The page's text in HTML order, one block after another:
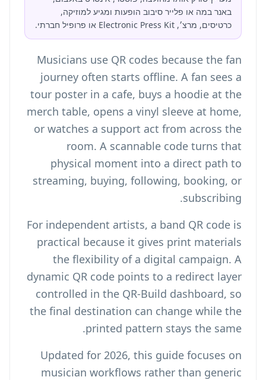
באנר במה או פלייר סיבוב הופעות ומגיע למוזיקה,
כרטיסים, מרצ׳, Electronic Press Kit או פרופיל חברתי.
Musicians use QR codes because the fan
journey often starts offline. A fan sees a
tour poster in a cafe, buys a hoodie at the
merch table, opens a vinyl sleeve at home,
or watches a support act from across the
room. A scannable code turns that
physical moment into a direct path to
streaming, buying, following, booking, or
subscribing.
For independent artists, a band QR code is
practical because it gives print materials
the flexibility of a digital campaign. A
dynamic QR code points to a redirect layer
controlled in the QR-Build dashboard, so
the final destination can change while the
printed pattern stays the same.
Updated for 2026, this guide focuses on
musician workflows rather than generic